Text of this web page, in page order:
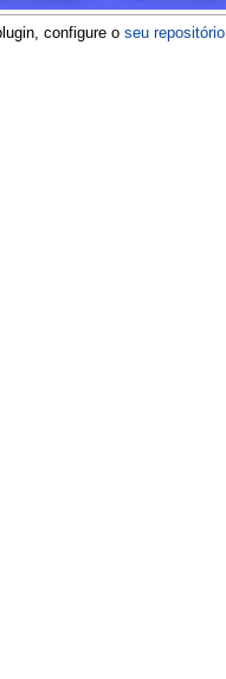
configure o seu repositório